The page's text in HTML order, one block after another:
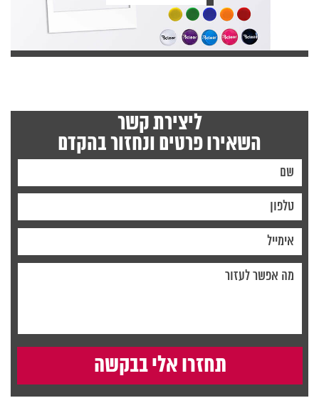
ליצירת קשר
השאירו פרטים ונחזור בהקדם